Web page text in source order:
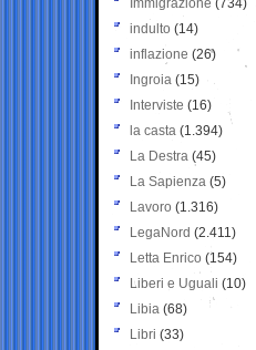
Immigrazione (734)
indulto (14)
inflazione (26)
Ingroia (15)
Interviste (16)
la casta (1.394)
La Destra (45)
La Sapienza (5)
Lavoro (1.316)
LegaNord (2.411)
Letta Enrico (154)
Liberi e Uguali (10)
Libia (68)
Libri (33)